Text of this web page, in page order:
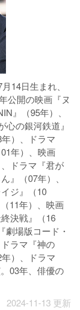
14日生まれ、
公開の映画『ヌ
』（95年）、
心の銀河鉄道』
）、ドラマ
年）、映画
ドラマ『君が
』（07年）、
ジ』（10
11年）、映画
決戦』（16
場版コード・
ラマ『神の
）、ドラマ
03年、俳優の
2024-11-13 更新